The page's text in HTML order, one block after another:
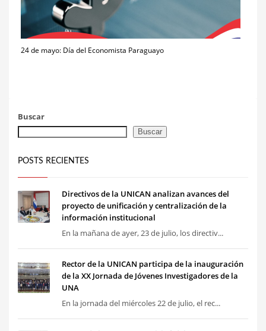
24 de mayo: Día del Economista Paraguayo
Buscar
Buscar
POSTS RECIENTES
Directivos de la UNICAN analizan avances del
proyecto de unificación y centralización de la
información institucional
En la mañana de ayer, 23 de julio, los directiv...
Rector de la UNICAN participa de la inauguración
de la XX Jornada de Jóvenes Investigadores de la
UNA
En la jornada del miércoles 22 de julio, el rec...